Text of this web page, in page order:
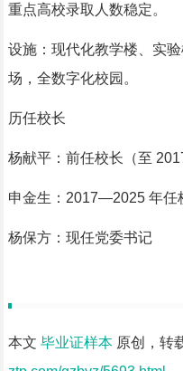
重点高校录取人数稳定。
设施：现代化教学楼、实
场，全数字化校园。
历任校长
杨献平：前任校长（至
申金生：2017—2025 年任
杨保方：现任党委书记
本文 毕业证样本原创，转